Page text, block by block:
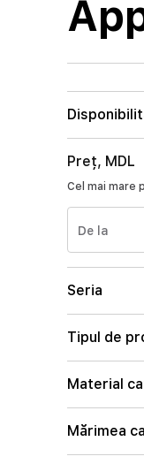
Preț, MDL
Cel mai mare
De la
Seria
Tipul de
Material
Mărimea